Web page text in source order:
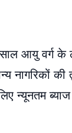
आयु वर्ग के
नागरिकों
न्यूनतम